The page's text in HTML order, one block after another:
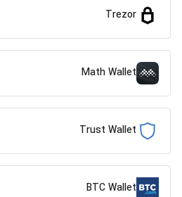
Trezor
Math Wallet
Trust Wallet
BTC Wallet